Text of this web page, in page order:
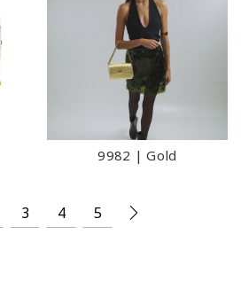
9982 | Gold
3 4 5